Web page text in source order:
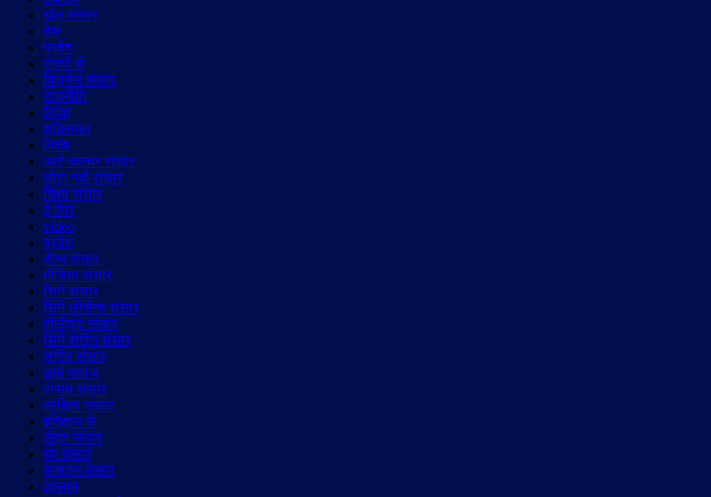
खेल संसार
देश
प्रदेश
राज्यों से
बिज़नेस संसार
राजनीति
विदेश
शख़्सियत
विशेष
आर्ट-कल्चर संसार
छोटा पर्दा संसार
शिक्षा संसार
ई-पेपर
video
प्रदेश
सैन्य संसार
मीडिया संसार
सिने संसार
सिने लीजेन्ड संसार
हॉलीवुड़ संसार
सिने संगीत संसार
संगीत संसार
आर्य समाज
रंगमंच संसार
साहित्य संसार
इतिहास से
सेहत संसार
घर संसार
सनातन संसार
इस्लाम